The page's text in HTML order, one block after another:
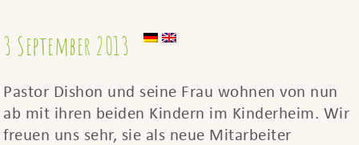
3 September 2013
Pastor Dishon und seine Frau wohnen von nun
ab mit ihren beiden Kindern im Kinderheim. Wir
freuen uns sehr, sie als neue Mitarbeiter